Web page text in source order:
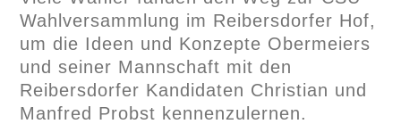
Wahlversammlung im Reibersdorfer Hof,
um die Ideen und Konzepte Obermeiers
und seiner Mannschaft mit den
Reibersdorfer Kandidaten Christian und
Manfred Probst kennenzulernen.